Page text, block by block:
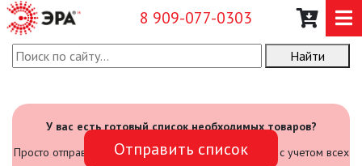
8 909-077-0303
О КОМПАНИИ
САДОВЫЙ ИНВЕНТАРЬ И
Найти
У вас есть готовый список необходимых товаров?
Просто отправьте его нам и мы посчитаем стоимость с учетом всех
Отправить список